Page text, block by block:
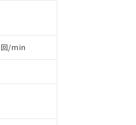
/min
には、I-Webメンバーズにご登録され
ついて、当社および当社の共同利用者
要な範囲で利用することをご了承くだ
含有を証明するものではありません。
了までの期間は出荷製品に未対応品が
します。
境に深刻な影響を及ぼさない年数を意
キャンセル